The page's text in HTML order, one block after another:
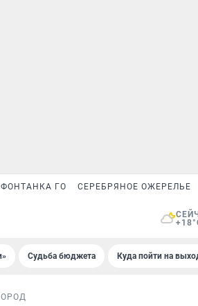
ФОНТАНКА ГО СЕРЕБРЯНОЕ ОЖЕРЕЛЬЕ
Судьба бюджета Куда пойти на